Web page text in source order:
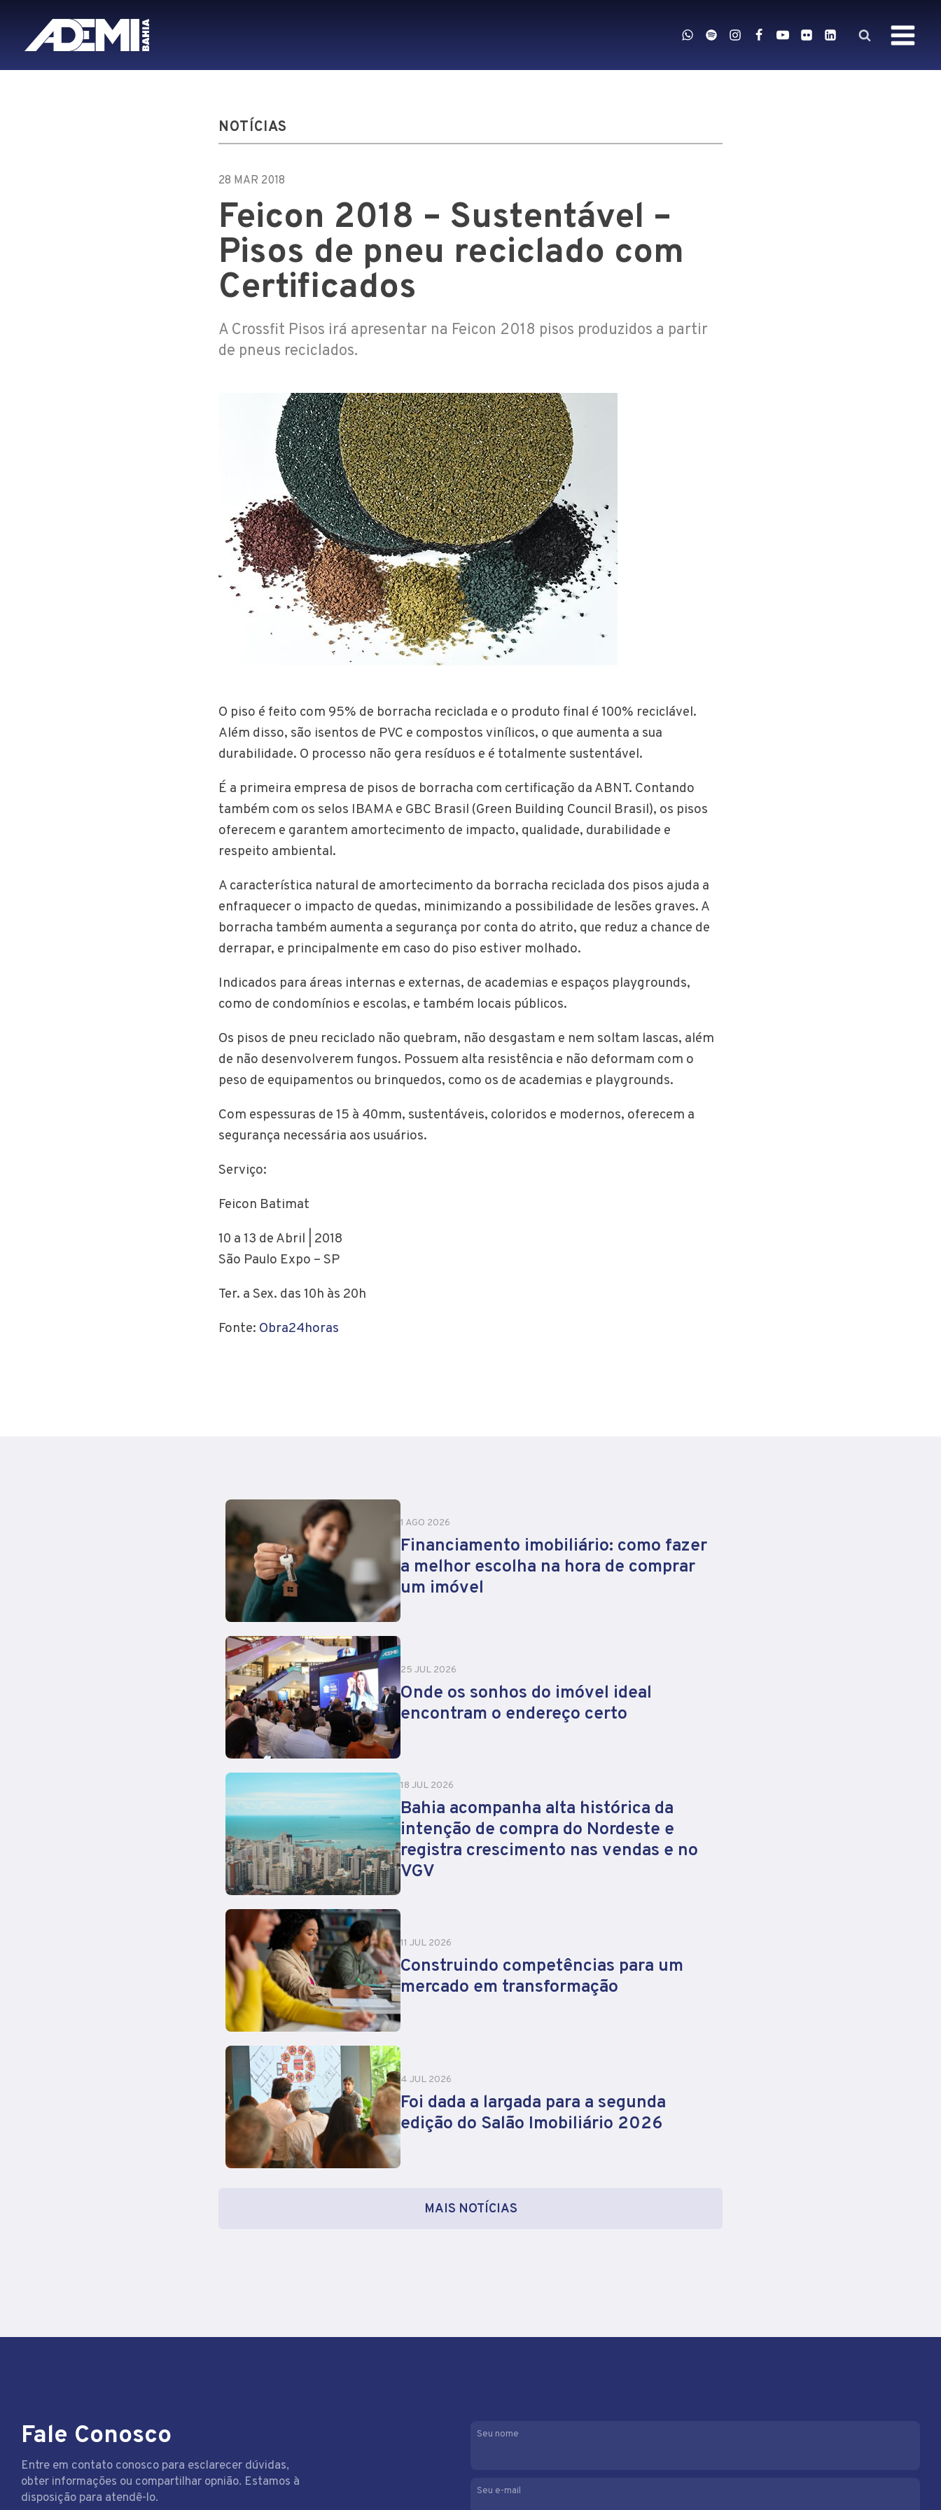
NOTÍCIAS
28 MAR 2018
Feicon 2018 – Sustentável –
Pisos de pneu reciclado com
Certificados
A Crossfit Pisos irá apresentar na Feicon 2018 pisos produzidos a partir
de pneus reciclados.
O piso é feito com 95% de borracha reciclada e o produto final é 100% reciclável.
Além disso, são isentos de PVC e compostos vinílicos, o que aumenta a sua
durabilidade. O processo não gera resíduos e é totalmente sustentável.
É a primeira empresa de pisos de borracha com certificação da ABNT. Contando
também com os selos IBAMA e GBC Brasil (Green Building Council Brasil), os pisos
oferecem e garantem amortecimento de impacto, qualidade, durabilidade e
respeito ambiental.
A característica natural de amortecimento da borracha reciclada dos pisos ajuda a
enfraquecer o impacto de quedas, minimizando a possibilidade de lesões graves. A
borracha também aumenta a segurança por conta do atrito, que reduz a chance de
derrapar, e principalmente em caso do piso estiver molhado.
Indicados para áreas internas e externas, de academias e espaços playgrounds,
como de condomínios e escolas, e também locais públicos.
Os pisos de pneu reciclado não quebram, não desgastam e nem soltam lascas, além
de não desenvolverem fungos. Possuem alta resistência e não deformam com o
peso de equipamentos ou brinquedos, como os de academias e playgrounds.
Com espessuras de 15 à 40mm, sustentáveis, coloridos e modernos, oferecem a
segurança necessária aos usuários.
Serviço:
Feicon Batimat
10 a 13 de Abril | 2018
São Paulo Expo – SP
Ter. a Sex. das 10h às 20h
Fonte: Obra24horas
1 AGO 2026
Financiamento imobiliário: como fazer
a melhor escolha na hora de comprar
um imóvel
25 JUL 2026
Onde os sonhos do imóvel ideal
encontram o endereço certo
18 JUL 2026
Bahia acompanha alta histórica da
intenção de compra do Nordeste e
registra crescimento nas vendas e no
VGV
11 JUL 2026
Construindo competências para um
mercado em transformação
4 JUL 2026
Foi dada a largada para a segunda
edição do Salão Imobiliário 2026
MAIS NOTÍCIAS
Fale Conosco
Entre em contato conosco para esclarecer dúvidas,
obter informações ou compartilhar opnião. Estamos à
disposição para atendê-lo.
Seu nome
Seu e-mail